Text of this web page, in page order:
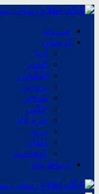
خــــانه
لرستان
ازنا
الشتر
الیگودرز
بروجرد
پلدختر
چگنی
خرم آباد
درود
دلفان
کوهدشت
ارتباط باما